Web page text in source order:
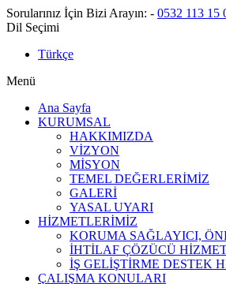
Sorularınız İçin Bizi Arayın: - 0532 113 15
Dil Seçimi
Türkçe
Menü
Ana Sayfa
KURUMSAL
HAKKIMIZDA
VİZYON
MİSYON
TEMEL DEĞERLERİMİZ
GALERİ
YASAL UYARI
HİZMETLERİMİZ
KORUMA SAĞLAYICI,
İHTİLAF ÇÖZÜCÜ
İŞ GELİŞTİRME DESTEK
ÇALIŞMA KONULARI